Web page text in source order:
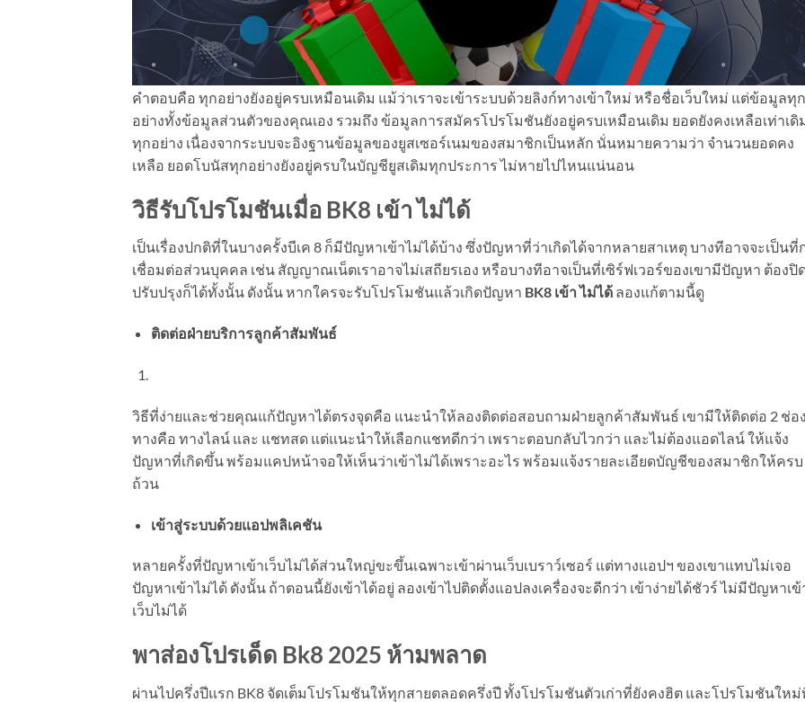
คำตอบคือ ทุกอย่างยังอยู่ครบเหมือนเดิม แม้ว่าเราจะเข้าระบบด้วยลิงก์ทางเข้าใหม่ หรือชื่อเว็บใหม่ แต่ข้อมูลทุก
อย่างทั้งข้อมูลส่วนตัวของคุณเอง รวมถึง ข้อมูลการสมัครโปรโมชันยังอยู่ครบเหมือนเดิม ยอดยังคงเหลือเท่าเดิ
ทุกอย่าง เนื่องจากระบบจะอิงฐานข้อมูลของยูสเซอร์เนมของสมาชิกเป็นหลัก นั่นหมายความว่า จำนวนยอดคง
เหลือ ยอดโบนัสทุกอย่างยังอยู่ครบในบัญชียูสเดิมทุกประการ ไม่หายไปไหนแน่นอน
วิธีรับโปรโมชันเมื่อ BK8 เข้า ไม่ได้
เป็นเรื่องปกติที่ในบางครั้งบีเค 8 ก็มีปัญหาเข้าไม่ได้บ้าง ซึ่งปัญหาที่ว่าเกิดได้จากหลายสาเหตุ บางทีอาจจะเป็นที่
เชื่อมต่อส่วนบุคคล เช่น สัญญาณเน็ตเราอาจไม่เสถียรเอง หรือบางทีอาจเป็นที่เซิร์ฟเวอร์ของเขามีปัญหา ต้องปิ
ปรับปรุงก็ได้ทั้งนั้น ดังนั้น หากใครจะรับโปรโมชันแล้วเกิดปัญหา BK8 เข้า ไม่ได้ ลองแก้ตามนี้ดู
ติดต่อฝ่ายบริการลูกค้าสัมพันธ์
วิธีที่ง่ายและช่วยคุณแก้ปัญหาได้ตรงจุดคือ แนะนำให้ลองติดต่อสอบถามฝ่ายลูกค้าสัมพันธ์ เขามีให้ติดต่อ 2 ช่อ
ทางคือ ทางไลน์ และ แชทสด แต่แนะนำให้เลือกแชทดีกว่า เพราะตอบกลับไวกว่า และไม่ต้องแอดไลน์ ให้แจ้ง
ปัญหาที่เกิดขึ้น พร้อมแคปหน้าจอให้เห็นว่าเข้าไม่ได้เพราะอะไร พร้อมแจ้งรายละเอียดบัญชีของสมาชิกให้ครบ
ถ้วน
เข้าสู่ระบบด้วยแอปพลิเคชัน
หลายครั้งที่ปัญหาเข้าเว็บไม่ได้ส่วนใหญ่ขะขึ้นเฉพาะเข้าผ่านเว็บเบราว์เซอร์ แต่ทางแอปฯ ของเขาแทบไม่เจอ
ปัญหาเข้าไม่ได้ ดังนั้น ถ้าตอนนี้ยังเข้าได้อยู่ ลองเข้าไปติดตั้งแอปลงเครื่องจะดีกว่า เข้าง่ายได้ชัวร์ ไม่มีปัญหาเข้
เว็บไม่ได้
พาส่องโปรเด็ด Bk8 2025 ห้ามพลาด
ผ่านไปครึ่งปีแรก BK8 จัดเต็มโปรโมชันให้ทุกสายตลอดครึ่งปี ทั้งโปรโมชันตัวเก่าที่ยังคงฮิต และโปรโมชันให